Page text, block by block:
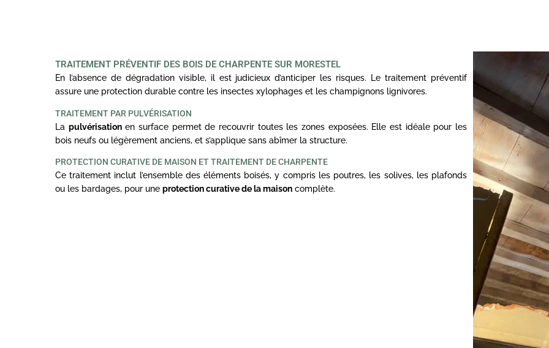
TRAITEMENT PRÉVENTIF DES BOIS DE CHARPENTE SUR MORESTEL
En l’absence de dégradation visible, il est judicieux d’anticiper les risques. Le traitement préventif
assure une protection durable contre les insectes xylophages et les champignons lignivores.
TRAITEMENT PAR PULVÉRISATION
La pulvérisationen surface permet de recouvrir toutes les zones exposées. Elle est idéale pour les
bois neufs ou légèrement anciens, et s’applique sans abîmer la structure.
PROTECTION CURATIVE DE MAISON ET TRAITEMENT DE CHARPENTE
Ce traitement inclut l’ensemble des éléments boisés, y compris les poutres, les solives, les plafonds
ou les bardages, pour une protection curative de la maison complète.